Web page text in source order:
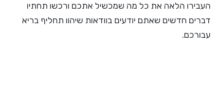
העבירו הלאה את כל מה שמכשיל אתכם ורכשו תחתיו
דברים חדשים שאתם יודעים בוודאות שיהוו תחליף בריא
עבורכם.